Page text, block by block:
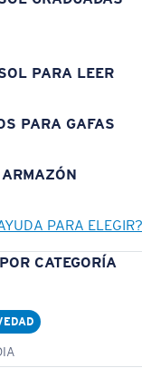
PARA LEER
PARA GAFAS
PARA ELEGIR?
CATEGORÍA